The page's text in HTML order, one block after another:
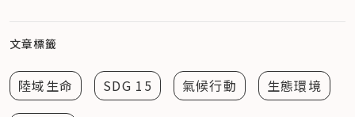
文章標籤
陸域生命 SDG 15 氣候行動 生態環境